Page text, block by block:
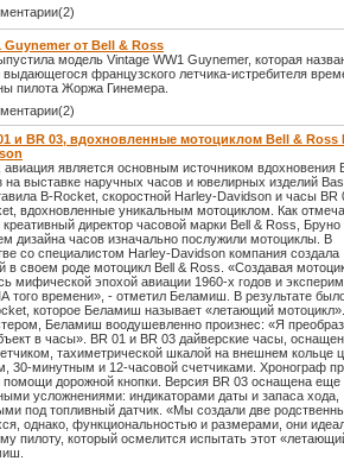
Guynemer от Bell & Ross
модель Vintage WW1 Guynemer, которая
выдающегося французского летчика-истребителя
пилота Жоржа Гинемера.
и BR 03, вдохновленные мотоциклом Bell & Ross
авиация является основным источником вдохновения
на выставке наручных часов и ювелирных изделий
B-Rocket, скоростной Harley-Davidson и часы BR
вдохновленные уникальным мотоциклом. Как
креативный директор часовой марки Bell & Ross,
дизайна часов изначально послужили мотоциклы. В
со специалистом Harley-Davidson компания создала
в своем роде мотоцикл Bell & Ross. «Создавая
мифической эпохой авиации 1960-х годов и
того времени», - отметил Беламиш. В результате
которое Беламиш называет «летающий
Беламиш воодушевленно произнес: «Я
в часы». BR 01 и BR 03 дайверские часы,
тахиметрической шкалой на внешнем кольце
30-минутным и 12-часовой счетчиками. Хронограф
помощи дорожной кнопки. Версия BR 03 оснащена
усложнениями: индикаторами даты и запаса хода,
под топливный датчик. «Мы создали две
однако, функциональностью и размерами, они
пилоту, который осмелится испытать этот